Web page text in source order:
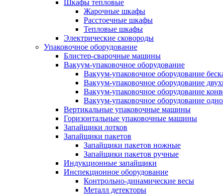
Шкафы тепловые
Жарочные шкафы
Расстоечные шкафы
Тепловые шкафы
Электрические сковороды
Упаковочное оборудование
Блистер-сварочные машины
Вакуум-упаковочное оборудование
Вакуум-упаковочное оборудование
Вакуум-упаковочное оборудование
Вакуум-упаковочное оборудование
Вакуум-упаковочное оборудование
Вертикальные упаковочные машины
Горизонтальные упаковочные машины
Запайщики лотков
Запайщики пакетов
Запайщики пакетов ножные
Запайщики пакетов ручные
Индукционные запайщики
Инспекционное оборудование
Контрольно-динамические весы
Металл детекторы